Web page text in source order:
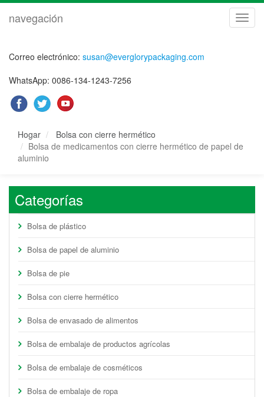
navegación
Correo electrónico: susan@everglorypackaging.com
WhatsApp: 0086-134-1243-7256
Hogar
Bolsa con cierre hermético
Bolsa de medicamentos con cierre hermético de papel de
aluminio
Categorías
Bolsa de plástico
Bolsa de papel de aluminio
Bolsa de pie
Bolsa con cierre hermético
Bolsa de envasado de alimentos
Bolsa de embalaje de productos agrícolas
Bolsa de embalaje de cosméticos
Bolsa de embalaje de ropa